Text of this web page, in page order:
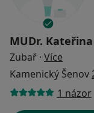
MUDr.
Zubař · Více
Kamenický Šenov
1 názor